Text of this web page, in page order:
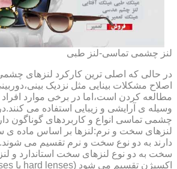
لنز چشمی تماسی-لنز طبی
در حالی که اصلی ترین کارکرد لنزهای
اصلاح مشکلات بینایی مثل نزدیک
مطالعه کردن است،اما در برخی موارد افراد
وسیله ی آرایشی و زیبایی استفاده می
چشمی تماسی انواع و کاربردهای گوناگون
لنزهای سخت و نرم:لنزها بر اساس ماده ی
دارند به دو نوع سخت و نرم تقسیم می
سخت به دو نوع لنزهای سخت استاندارد و
اکسیژن تقسیم می شود (hard lenses یا GP lenses).